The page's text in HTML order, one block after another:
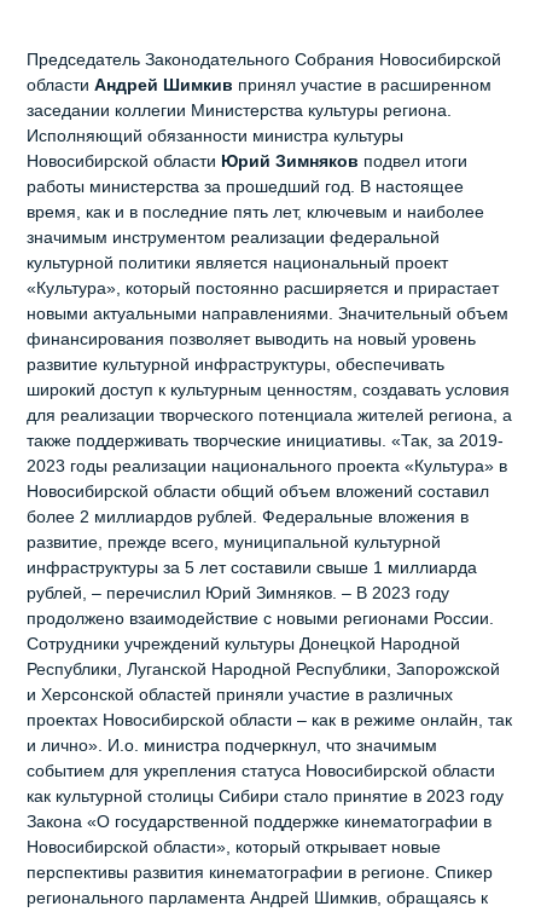
Председатель Законодательного Собрания Новосибирской
областиАндрей Шимкив принял участие в расширенном
заседании коллегии Министерства культуры региона.
Исполняющий обязанности министра культуры
Новосибирской области Юрий Зимняков подвел итоги
работы министерства за прошедший год. В настоящее
время, как и в последние пять лет, ключевым и наиболее
значимым инструментом реализации федеральной
культурной политики является национальный проект
«Культура», который постоянно расширяется и прирастает
новыми актуальными направлениями. Значительный объем
финансирования позволяет выводить на новый уровень
развитие культурной инфраструктуры, обеспечивать
широкий доступ к культурным ценностям, создавать условия
для реализации творческого потенциала жителей региона, а
также поддерживать творческие инициативы. «Так, за 2019-
2023 годы реализации национального проекта «Культура» в
Новосибирской области общий объем вложений составил
более 2 миллиардов рублей. Федеральные вложения в
развитие, прежде всего, муниципальной культурной
инфраструктуры за 5 лет составили свыше 1 миллиарда
рублей, – перечислил Юрий Зимняков. – В 2023 году
продолжено взаимодействие с новыми регионами России.
Сотрудники учреждений культуры Донецкой Народной
Республики, Луганской Народной Республики, Запорожской
и Херсонской областей приняли участие в различных
проектах Новосибирской области – как в режиме онлайн, так
и лично». И.о. министра подчеркнул, что значимым
событием для укрепления статуса Новосибирской области
как культурной столицы Сибири стало принятие в 2023 году
Закона «О государственной поддержке кинематографии в
Новосибирской области», который открывает новые
перспективы развития кинематографии в регионе. Спикер
регионального парламента Андрей Шимкив, обращаясь к